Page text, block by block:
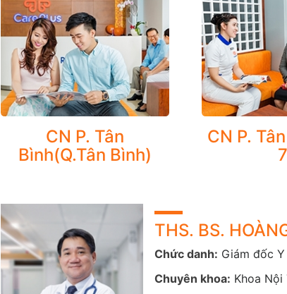
DỊCH VỤ NỔI BẬT
stent), bệnh cơ tim (phì đại do rượu...), suy tim, loạn
Đặc biệt, khoa Tim mạch tại CarePlus được trang bị
Chuyển hóa mãn tính.
Quản lý bệnh Tim mạch là khái niệm mới đối với
CN P. Tân
Bình(Q.Tân Bình)
CN P.
THS. BS.
Chức danh: Giám đốc
Chuyên khoa: Khoa Nội